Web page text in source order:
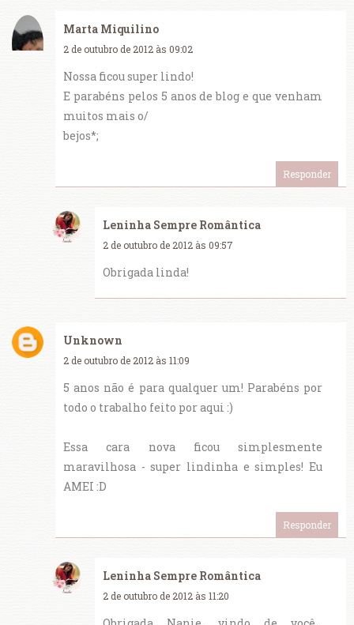
Marta Miquilino
2 de outubro de 2012 às 09:02
Nossa ficou super lindo!
E parabéns pelos 5 anos de blog e que venham
muitos mais o/
bejos*;
Responder
Leninha Sempre Romântica
2 de outubro de 2012 às 09:57
Obrigada linda!
Unknown
2 de outubro de 2012 às 11:09
5 anos não é para qualquer um! Parabéns por
todo o trabalho feito por aqui :)
Essa cara nova ficou simplesmente
maravilhosa - super lindinha e simples! Eu
AMEI :D
Responder
Leninha Sempre Romântica
2 de outubro de 2012 às 11:20